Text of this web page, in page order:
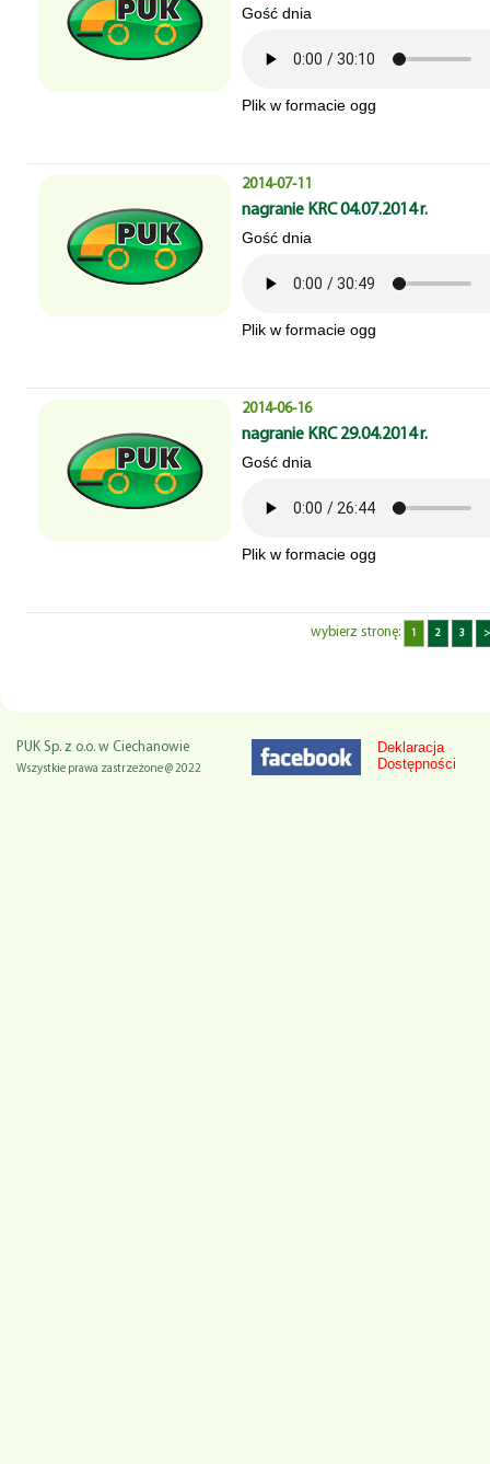
Gość dnia
Plik w formacie ogg
2014-07-11
nagranie KRC 04.07.2014 r.
Gość dnia
Plik w formacie ogg
2014-06-16
nagranie KRC 29.04.2014 r.
Gość dnia
Plik w formacie ogg
wybierz stronę: 1 2 3 >
PUK Sp. z o.o. w Ciechanowie
Wszystkie prawa zastrzeżone @ 2022
Deklaracja
Dostępności